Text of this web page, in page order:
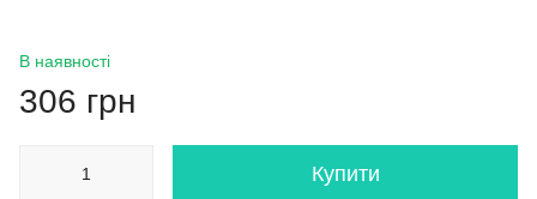
В наявності
306 грн
Купити